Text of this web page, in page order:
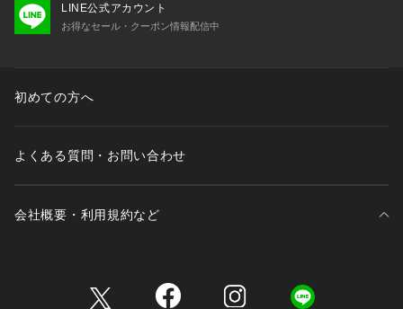
ートさせる。ブランド名の“& Co”は、カンパニーではなく、デ
ザイナーの小野崎朋孝とその家族、友人を指す。
日常的に使用後はブラシで埃を払ってください。汚れた際は、
皮革専用のクリーナーをご使用下さい。皮革製品は、水に濡れ
新聞等を詰めて風邪通しの良い日陰で干して下さい。
仕様やサイズが異なる場合がございます。予約時は生産の都合
ます。正しい色味はスタジオ画像の色味をご参照ください。
LINE公式アカウント
お得なセール・クーポン情報配信中
初めての方へ
よくある質問・お問い合わせ
会社概要・利用規約など